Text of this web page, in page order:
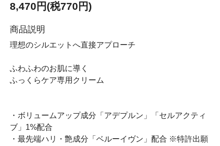
8,470円(税770円)
商品説明
理想のシルエットへ直接アプローチ
ふわふわのお肌に導く
ふっくらケア専用クリーム
・ボリュームアップ成分「アデプルン」「セルアクティ
ブ」1%配合
・最先端ハリ・艶成分「ベルーイヴン」配合 ※特許出願